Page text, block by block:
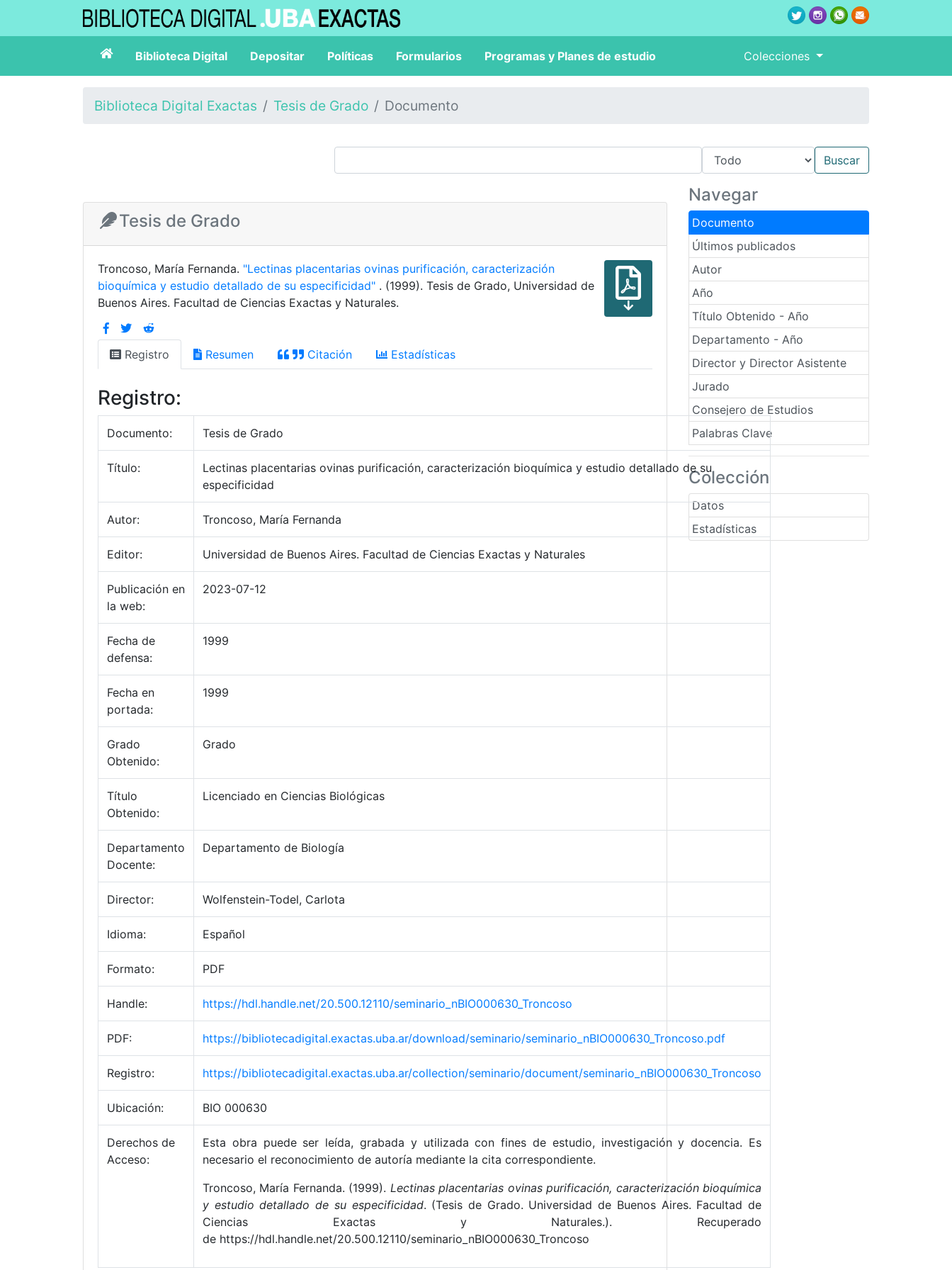
Biblioteca Digital Depositar Políticas Formularios Programas y Planes de estudio Colecciones
Biblioteca Digital Exactas Tesis de Grado Documento
Navegar
Documento
Últimos publicados
Autor
Año
Título Obtenido - Año
Departamento - Año
Director y Director Asistente
Jurado
Consejero de Estudios
Palabras Clave
Colección
Datos
Estadísticas
Tesis de Grado
Troncoso, María Fernanda. "Lectinas placentarias ovinas purificación, caracterización
bioquímica y estudio detallado de su especificidad" . (1999). Tesis de Grado, Universidad de
Buenos Aires. Facultad de Ciencias Exactas y Naturales.
Registro Resumen Citación Estadísticas
Registro:
Documento: Tesis de Grado
Título:
Lectinas placentarias ovinas purificación, caracterización bioquímica y estudio detallado de su
especificidad
Autor: Troncoso, María Fernanda
Editor: Universidad de Buenos Aires. Facultad de Ciencias Exactas y Naturales
Publicación en
la web:
2023-07-12
Fecha de
defensa:
1999
Fecha en
portada:
1999
Grado
Obtenido:
Grado
Título
Obtenido:
Licenciado en Ciencias Biológicas
Departamento
Docente:
Departamento de Biología
Director: Wolfenstein-Todel, Carlota
Idioma: Español
Formato: PDF
Handle: https://hdl.handle.net/20.500.12110/seminario_nBIO000630_Troncoso
PDF: https://bibliotecadigital.exactas.uba.ar/download/seminario/seminario_nBIO000630_Troncoso.pdf
Registro: https://bibliotecadigital.exactas.uba.ar/collection/seminario/document/seminario_nBIO000630_Troncoso
Ubicación: BIO 000630
Derechos de
Acceso:
Esta obra puede ser leída, grabada y utilizada con fines de estudio, investigación y docencia. Es
necesario el reconocimiento de autoría mediante la cita correspondiente.
Troncoso, María Fernanda. (1999). Lectinas placentarias ovinas purificación, caracterización bioquímica
y estudio detallado de su especificidad. (Tesis de Grado. Universidad de Buenos Aires. Facultad de
Ciencias Exactas y Naturales.). Recuperado
de https://hdl.handle.net/20.500.12110/seminario_nBIO000630_Troncoso